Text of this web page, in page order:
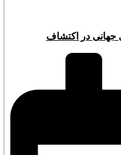
جهانی در اکتشاف